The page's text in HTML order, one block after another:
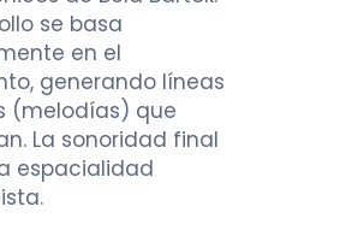
se basa
en el
generando líneas
(melodías) que
La sonoridad final
espacialidad